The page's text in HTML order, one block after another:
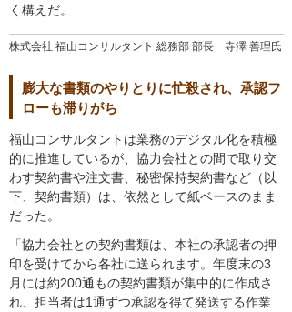
株式会社 福山コンサルタント 総務部 部長 寺澤 善理氏
く構えだ。
膨大な書類のやりとりに忙殺され、承認フ
ローも滞りがち
福山コンサルタントは業務のデジタル化を積極
的に推進しているが、協力会社との間で取り交
わす契約書や注文書、秘密保持契約書など（以
下、契約書類）は、依然として紙ベースのまま
だった。
「協力会社との契約書類は、本社の承認者の押
印を受けてから各社に送られます。年度末の3
月には約200通もの契約書類が集中的に作成さ
れ、担当者は1通ずつ承認を得て発送する作業